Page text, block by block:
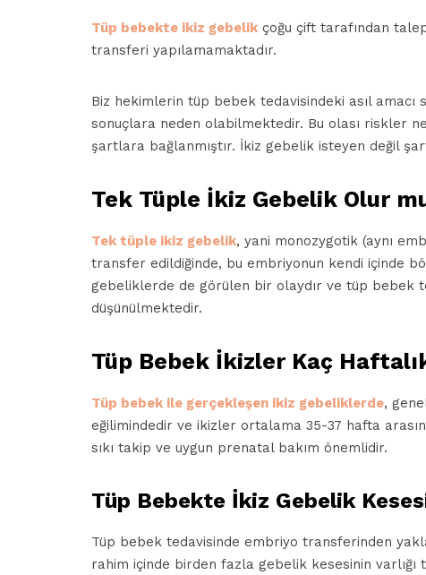
Tüp bebekte ikiz gebelik çoğu çift tarafından
transferi yapılamamaktadır.
Biz hekimlerin tüp bebek tedavisindeki asıl
sonuçlara neden olabilmektedir. Bu olası riskler
şartlara bağlanmıştır. İkiz gebelik isteyen değil
Tek Tüple İkiz Gebelik Olur
Tek tüple ikiz gebelik, yani monozygotik (aynı
transfer edildiğinde, bu embriyonun kendi içinde
gebeliklerde de görülen bir olaydır ve tüp bebek
düşünülmektedir.
Tüp Bebek İkizler Kaç
Tüp bebek ile gerçekleşen ikiz gebeliklerde,
eğilimindedir ve ikizler ortalama 35-37 hafta
sıkı takip ve uygun prenatal bakım önemlidir.
Tüp Bebekte İkiz Gebelik
Tüp bebek tedavisinde embriyo transferinden
rahim içinde birden fazla gebelik kesesinin